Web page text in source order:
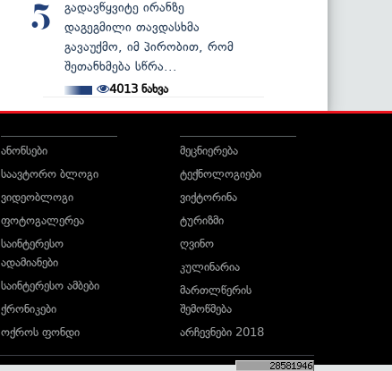
5
გადავწყვიტე ირანზე
დაგეგმილი თავდასხმა
გავაუქმო, იმ პირობით, რომ
შეთანხმება სწრა...
4013 ნახვა
ანონსები
საავტორო ბლოგი
ვიდეობლოგი
ფოტოგალერეა
საინტერესო
ადამიანები
საინტერესო ამბები
ქრონიკები
ოქროს ფონდი
მეცნიერება
ტექნოლოგიები
ვიქტორინა
ტურიზმი
ღვინო
კულინარია
მართლწერის
შემოწმება
არჩევნები 2018